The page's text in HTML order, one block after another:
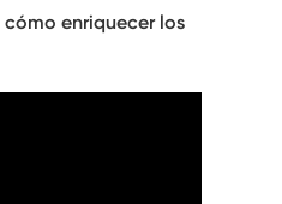
enriquecer los